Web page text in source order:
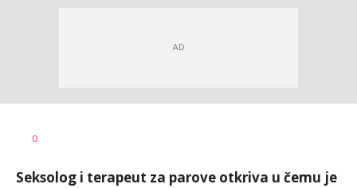
AUTOR
0
Seksolog i terapeut za parove otkriva u čemu je